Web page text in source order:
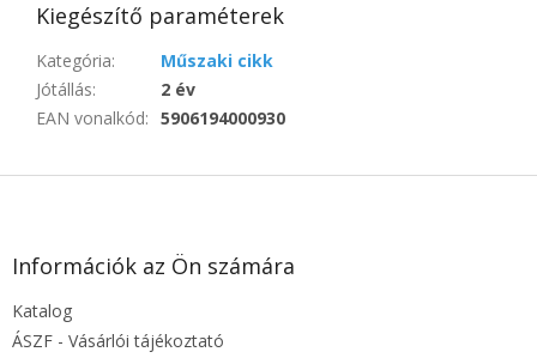
Kiegészítő paraméterek
Kategória:
Műszaki cikk
Jótállás:
2 év
EAN vonalkód: 5906194000930
L
Információk az Ön számára
Katalog
ÁSZF - Vásárlói tájékoztató